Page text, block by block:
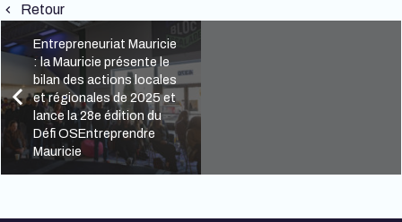
keyboard_arrow_left Retour
Entrepreneuriat Mauricie
: la Mauricie présente le
bilan des actions locales
et régionales de 2025 et
lance la 28e édition du
Défi OSEntreprendre
Mauricie